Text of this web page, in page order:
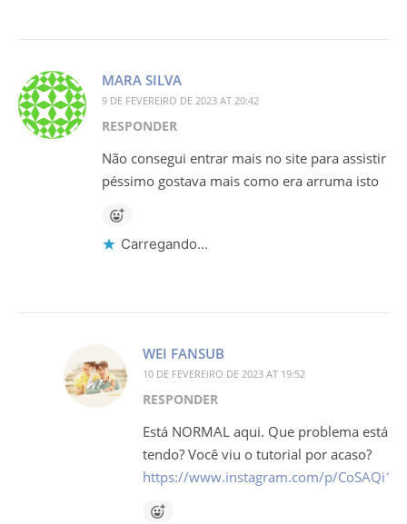
MARA SILVA
9 DE FEVEREIRO DE 2023 AT 20:42
RESPONDER
Não consegui entrar mais no site para assistir
péssimo gostava mais como era arruma isto
Carregando...
WEI FANSUB
10 DE FEVEREIRO DE 2023 AT 19:52
RESPONDER
Está NORMAL aqui. Que problema está
tendo? Você viu o tutorial por acaso?
https://www.instagram.com/p/